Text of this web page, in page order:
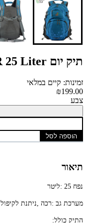
תיק יום OMER 25 Liter
זמינות: קיים במלאי
₪199.00
צבע
הוספה לסל
תיאור
נפח : 25ליטר
מערכת גב :רכה ,ניתנת לקיפול
התיק כולל: